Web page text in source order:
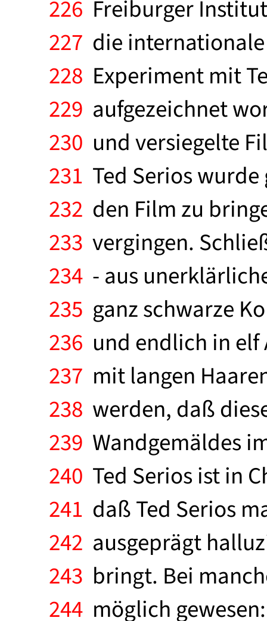
226 Freiburger
227 die
228 Experiment mit
229 aufgezeichnet
230 und versiegelte
231 Ted Serios
232 den Film zu
233 vergingen.
234 - aus
235 ganz schwarze
236 und endlich in elf
237 mit langen
238 werden, daß
239 Wandgemäldes
240 Ted Serios ist in
241 daß Ted Serios
242 ausgeprägt
243 bringt. Bei
244 möglich